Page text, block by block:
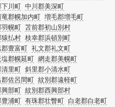
下川町 中川郡美深町
竜郡幌加内町 増毛郡増毛町
羽幌町 苫前郡初山別村
猿払村 枝幸郡浜頓別町
郡豊富町 礼文郡礼文町
塩郡幌延町 網走郡美幌町
清里町 斜里郡小清水町
郡佐呂間町 紋別郡遠軽町
興部町 紋別郡西興部村
豊浦町 有珠郡壮瞥町 白老郡白老町